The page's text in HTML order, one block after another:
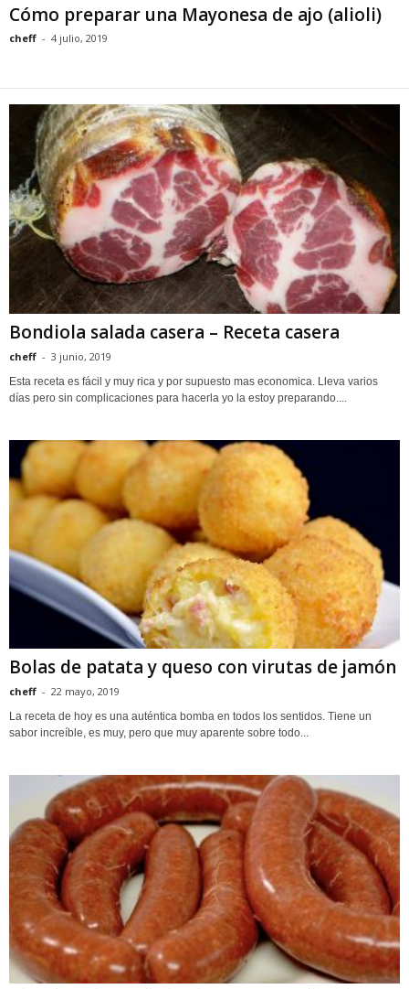
Cómo preparar una Mayonesa de ajo (alioli)
cheff - 4 julio, 2019
Bondiola salada casera – Receta casera
cheff - 3 junio, 2019
Esta receta es fácil y muy rica y por supuesto mas economica. Lleva varios
días pero sin complicaciones para hacerla yo la estoy preparando....
Bolas de patata y queso con virutas de jamón
cheff - 22 mayo, 2019
La receta de hoy es una auténtica bomba en todos los sentidos. Tiene un
sabor increíble, es muy, pero que muy aparente sobre todo...